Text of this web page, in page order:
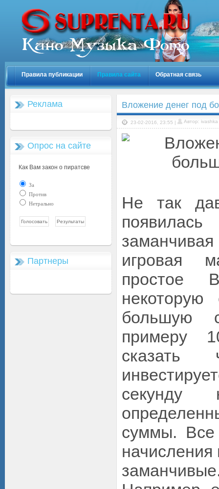
Правила публикации Правила сайта Обратная связь
Реклама
Опрос на сайте
Как Вам закон о пиратсве
За
Против
Нетрально
Партнеры
Вложение денег под
23-02-2016, 23:55 | Автор: ivashka
Не так
игровая
простое
некоторую
большую
примеру
секунду
суммы. Все
начисления